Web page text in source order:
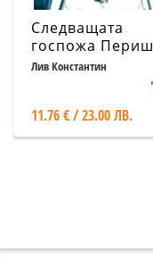
Следващата
госпожа Периш
Лив Константин
11.76 € / 23.00 ЛВ.